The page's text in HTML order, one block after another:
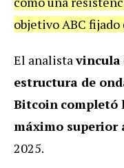
objetivo ABC fijado
El analistavincula
estructura de
Bitcoin completó
máximo superior
2025.